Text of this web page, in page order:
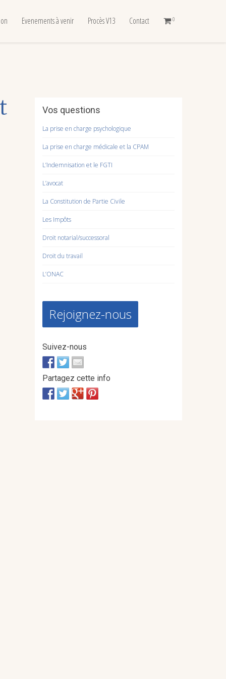
Evenements à venir Procès V13 Contact 0
Vos questions
La prise en charge psychologique
La prise en charge médicale et la CPAM
L’Indemnisation et le FGTI
L’avocat
La Constitution de Partie Civile
Les Impôts
Droit notarial/successoral
Droit du travail
L’ONAC
Rejoignez-nous
Suivez-nous
Partagez cette info